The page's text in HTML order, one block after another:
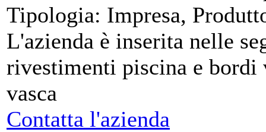
Tipologia: Impresa,
L'azienda è inserita nelle
rivestimenti piscina e bordi
vasca
Contatta l'azienda